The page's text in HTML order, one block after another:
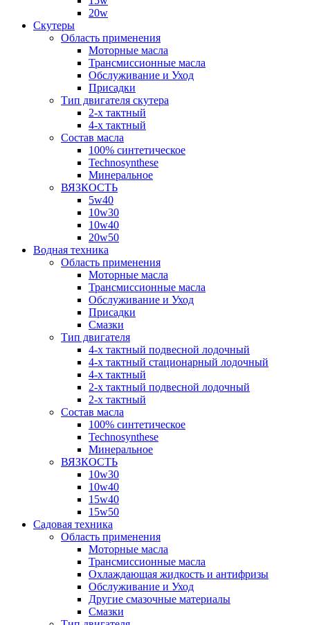
20w
Скутеры
Область применения
Моторные масла
Трансмиссионные масла
Обслуживание и Уход
Присадки
Тип двигателя скутера
2-х тактный
4-х тактный
Состав масла
100% синтетическое
Technosynthese
Минеральное
ВЯЗКОСТЬ
5w40
10w30
10w40
20w50
Водная техника
Область применения
Моторные масла
Трансмиссионные масла
Обслуживание и Уход
Присадки
Смазки
Тип двигателя
4-х тактный подвесной лодочный
4-х тактный стационарный лодочный
4-х тактный
2-х тактный подвесной лодочный
2-х тактный
Состав масла
100% синтетическое
Technosynthese
Минеральное
ВЯЗКОСТЬ
10w30
10w40
15w40
15w50
Садовая техника
Область применения
Моторные масла
Трансмиссионные масла
Охлаждающая жидкость и антифризы
Обслуживание и Уход
Другие смазочные материалы
Смазки